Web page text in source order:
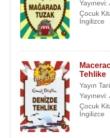
Bunlardan 200'den
Sadece Yaramaz Kızlar
sattı.
yaşadı.Katolik
kiliseye daha az gitmeye
Eşi Hugh Alexander
evlilikleriyle ilgili
Blyton’ın1941
Çocuk
İngilizce
Tehlike
Yayın
Çocuk
İngilizce